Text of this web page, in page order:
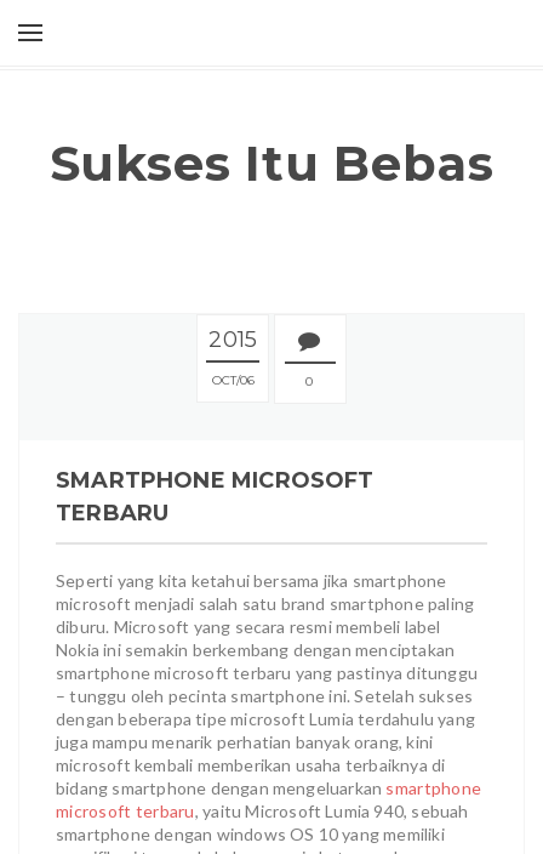
Sukses Itu Bebas
2015
OCT 06 0
SMARTPHONE MICROSOFT
TERBARU
Seperti yang kita ketahui bersama jika smartphone
microsoft menjadi salah satu brand smartphone paling
diburu. Microsoft yang secara resmi membeli label
Nokia ini semakin berkembang dengan menciptakan
smartphone microsoft terbaru yang pastinya ditunggu
– tunggu oleh pecinta smartphone ini. Setelah sukses
dengan beberapa tipe microsoft Lumia terdahulu yang
juga mampu menarik perhatian banyak orang, kini
microsoft kembali memberikan usaha terbaiknya di
bidang smartphone dengan mengeluarkan smartphone
microsoft terbaru, yaitu Microsoft Lumia 940, sebuah
smartphone dengan windows OS 10 yang memiliki